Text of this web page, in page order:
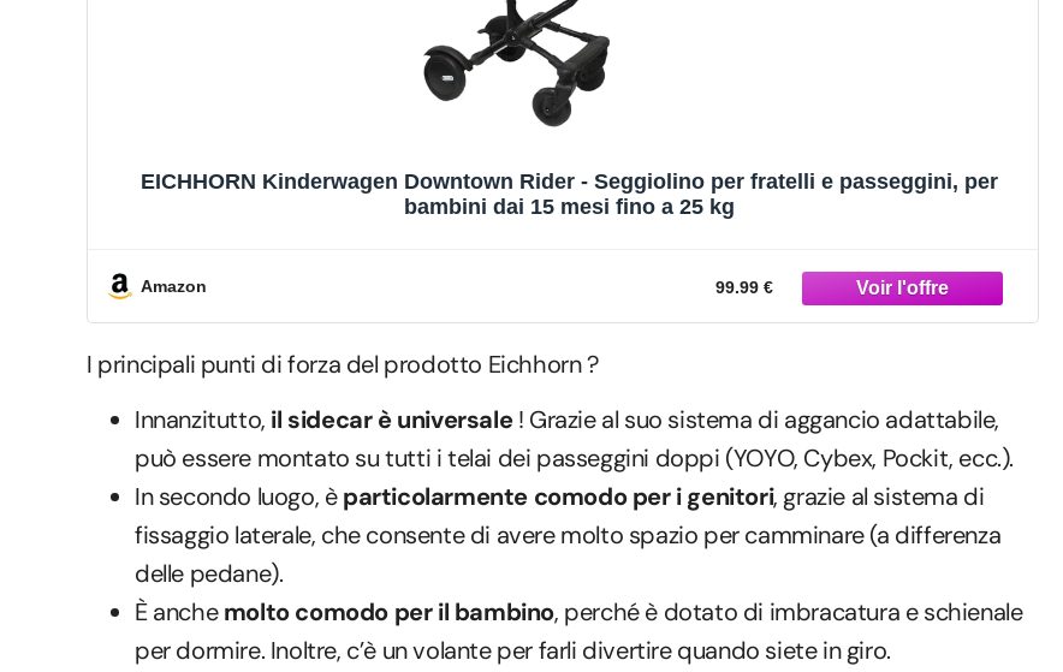
EICHHORN Kinderwagen Downtown Rider - Seggiolino per fratelli e passeggini, per
bambini dai 15 mesi fino a 25 kg
Amazon 99.99 €
I principali punti di forza del prodotto Eichhorn ?
Innanzitutto, il sidecar è universale! Grazie al suo sistema di aggancio adattabile,
può essere montato su tutti i telai dei passeggini doppi (YOYO, Cybex, Pockit, ecc.).
In secondo luogo, èparticolarmente comodo per i genitori, grazie al sistema di
fissaggio laterale, che consente di avere molto spazio per camminare (a differenza
delle pedane).
È anchemolto comodo per il bambino, perché è dotato di imbracatura e schienale
per dormire. Inoltre, c’è un volante per farli divertire quando siete in giro.